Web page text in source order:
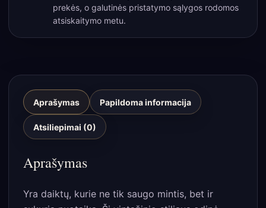
prekės, o galutinės pristatymo sąlygos rodomos
atsiskaitymo metu.
Aprašymas Papildoma informacija
Atsiliepimai (0)
Aprašymas
Yra daiktų, kurie ne tik saugo mintis, bet ir